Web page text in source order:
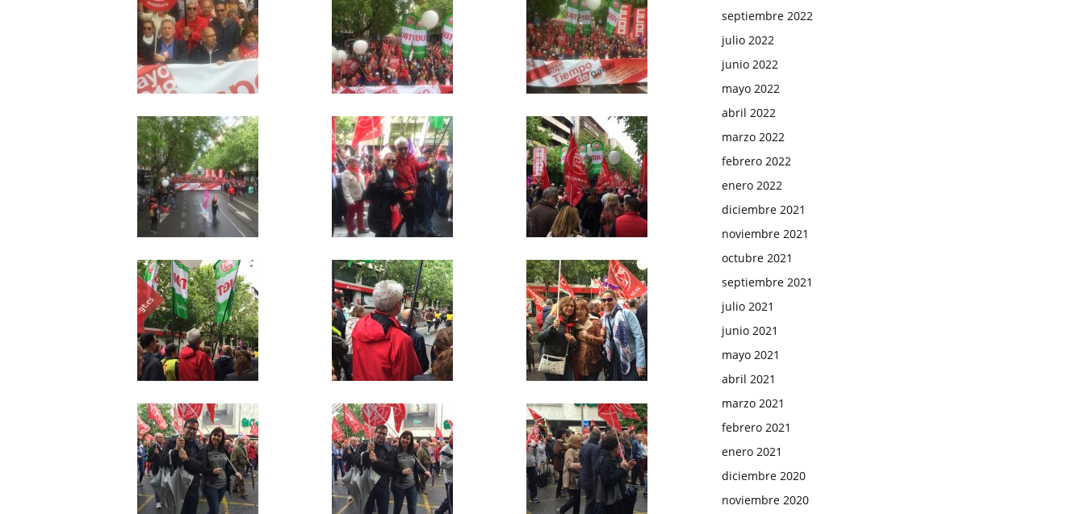
septiembre 2022
julio 2022
junio 2022
mayo 2022
abril 2022
marzo 2022
febrero 2022
enero 2022
diciembre 2021
noviembre 2021
octubre 2021
septiembre 2021
julio 2021
junio 2021
mayo 2021
abril 2021
marzo 2021
febrero 2021
enero 2021
diciembre 2020
noviembre 2020